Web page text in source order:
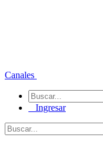
Canales
Ingresar